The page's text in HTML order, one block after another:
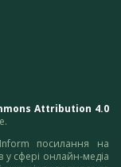
Attribution 4.0
посилання на
у сфері онлайн-медіа